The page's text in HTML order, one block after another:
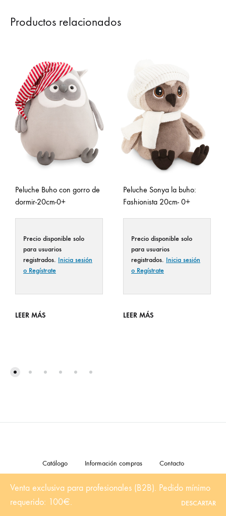
Productos relacionados
Peluche Buho con gorro de
dormir-20cm-0+
Precio disponible solo
para usuarios
registrados. Inicia sesión
o Regístrate
LEER MÁS
Peluche Sonya la buho:
Fashionista 20cm- 0+
Precio disponible solo
para usuarios
registrados. Inicia sesión
o Regístrate
LEER MÁS
Catálogo Información compras Contacto
©2024 Orange Toys. Todos los derechos están reservados
Venta exclusiva para profesionales (B2B). Pedido mínimo
requerido: 100€.
DESCARTAR